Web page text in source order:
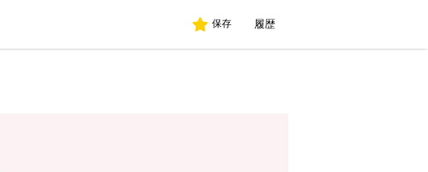
保存 履歴